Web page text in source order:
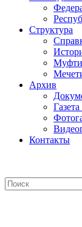
Структура
Архив
Контакты